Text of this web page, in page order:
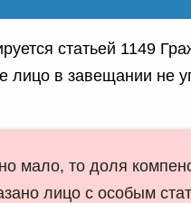
статьей 1149
лицо в завещании не
мало, то доля
лицо с особым